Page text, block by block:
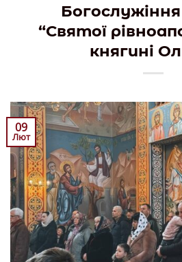
“Святої
княгині
09
Лют